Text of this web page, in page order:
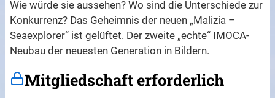
Wie würde sie aussehen? Wo sind die Unterschiede zur
Konkurrenz? Das Geheimnis der neuen „Malizia –
Seaexplorer“ ist gelüftet. Der zweite „echte“ IMOCA-
Neubau der neuesten Generation in Bildern.
Mitgliedschaft erforderlich